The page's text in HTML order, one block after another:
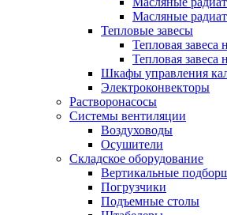
Масляные
Тепловые завесы
Тепловая завеса
Тепловая завеса
Шкафы управления
Электроконвекторы
Растворонасосы
Системы вентиляции
Воздуховоды
Осушители
Складское оборудование
Вертикальные
Погрузчики
Подъемные столы